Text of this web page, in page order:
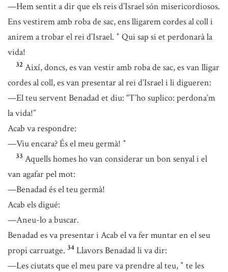
—Hem sentit a dir que els reis d’Israel són misericordiosos.
Ens vestirem amb roba de sac, ens lligarem cordes al coll i
anirem a trobar el rei d’Israel. * Qui sap si et perdonarà la
vida!
32 Així, doncs, es van vestir amb roba de sac, es van lligar
cordes al coll, es van presentar al rei d’Israel i li digueren:
—El teu servent Benadad et diu: “T’ho suplico: perdona’m
la vida!”
Acab va respondre:
—Viu encara? És el meu germà! *
33 Aquells homes ho van considerar un bon senyal i el
van agafar pel mot:
—Benadad és el teu germà!
Acab els digué:
—Aneu-lo a buscar.
Benadad es va presentar i Acab el va fer muntar en el seu
propi carruatge. 34 Llavors Benadad li va dir:
—Les ciutats que el meu pare va prendre al teu, * te les